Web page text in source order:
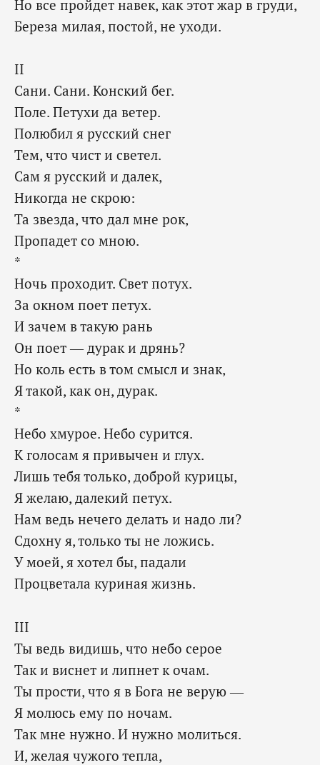
Но все пройдет навек, как этот жар в груди,
Береза милая, постой, не уходи.
II
Сани. Сани. Конский бег.
Поле. Петухи да ветер.
Полюбил я русский снег
Тем, что чист и светел.
Сам я русский и далек,
Никогда не скрою:
Та звезда, что дал мне рок,
Пропадет со мною.
*
Ночь проходит. Свет потух.
За окном поет петух.
И зачем в такую рань
Он поет — дурак и дрянь?
Но коль есть в том смысл и знак,
Я такой, как он, дурак.
*
Небо хмурое. Небо сурится.
К голосам я привычен и глух.
Лишь тебя только, доброй курицы,
Я желаю, далекий петух.
Нам ведь нечего делать и надо ли?
Сдохну я, только ты не ложись.
У моей, я хотел бы, падали
Процветала куриная жизнь.
III
Ты ведь видишь, что небо серое
Так и виснет и липнет к очам.
Ты прости, что я в Бога не верую —
Я молюсь ему по ночам.
Так мне нужно. И нужно молиться.
И, желая чужого тепла,